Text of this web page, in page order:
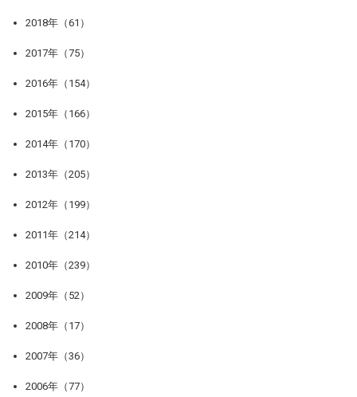
2018年（61）
2017年（75）
2016年（154）
2015年（166）
2014年（170）
2013年（205）
2012年（199）
2011年（214）
2010年（239）
2009年（52）
2008年（17）
2007年（36）
2006年（77）